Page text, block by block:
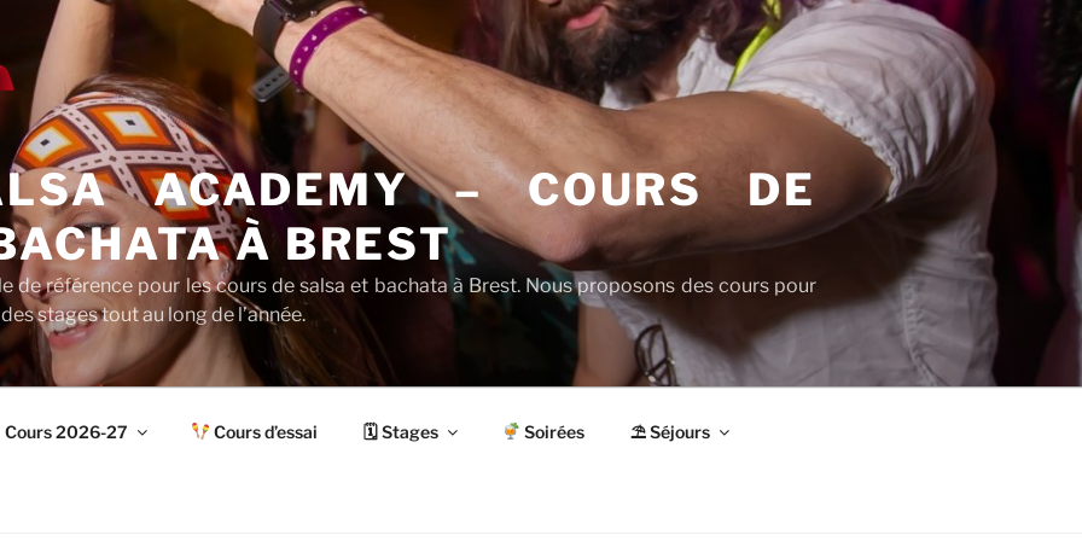
ACADEMY – COURS DE
À BREST
de référence pour les cours de salsa et bachata à Brest. Nous proposons des cours pour
stages tout au long de l’année.
Cours 2026-27 Cours d’essai 🗓 Stages Soirées ⛱ Séjours